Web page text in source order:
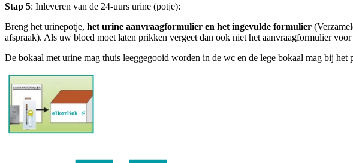
Stap 5: Inleveren van de 24-uurs urine (potje):
Breng het urinepotje, het urine aanvraagformulier en het ingevulde formulier
afspraak). Als uw bloed moet laten prikken vergeet dan ook niet het aanvraagformulier
De bokaal met urine mag thuis leeggegooid worden in de wc en de lege bokaal mag bij het